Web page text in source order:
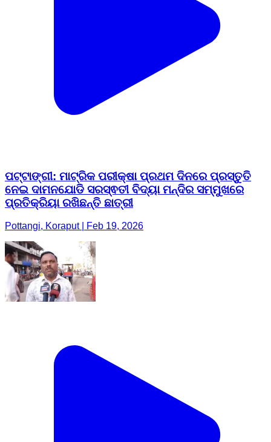
ପଟ୍ଟାଙ୍ଗୀ: ମାଟ୍ରିକ ପରୀକ୍ଷା ପ୍ରଥମ ଦିନରେ ପ୍ରସ୍ତୁତି
ନେଇ ଦାମନଯୋଡି ସରସ୍ଵତୀ ବିଦ୍ୟା ମନ୍ଦିର ସମ୍ମୁଖରେ
ପ୍ରତିକ୍ରିୟା ରଖିଛନ୍ତି ଛାତ୍ରୀ
Pottangi, Koraput | Feb 19, 2026